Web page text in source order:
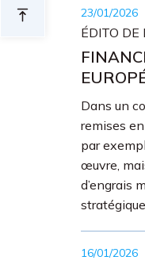
23/01/2026
ÉDITO DE
Dans un
remises
par
œuvre,
d’engrais
16/01/2026